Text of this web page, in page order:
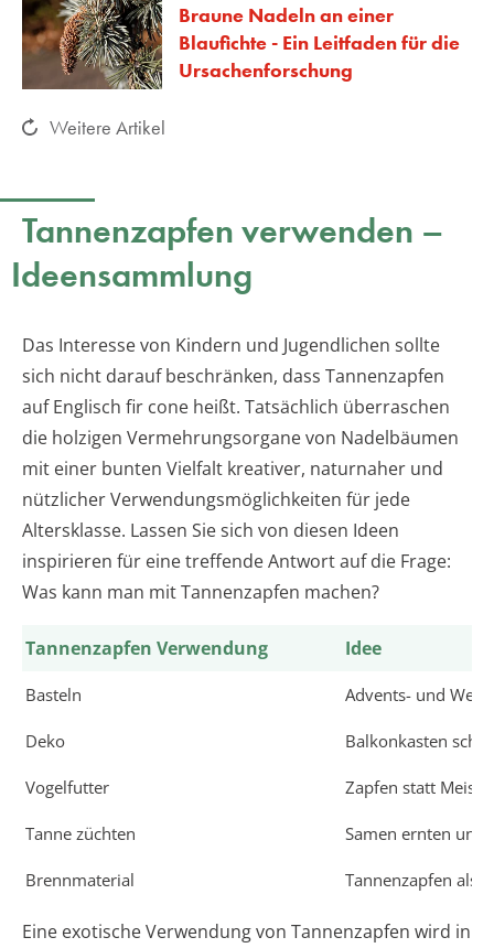
Braune Nadeln an einer
Blaufichte - Ein Leitfaden für die
Ursachenforschung
Weitere Artikel
Tannenzapfen verwenden –
Ideensammlung
Das Interesse von Kindern und Jugendlichen sollte
sich nicht darauf beschränken, dass Tannenzapfen
auf Englisch fir cone heißt. Tatsächlich überraschen
die holzigen Vermehrungsorgane von Nadelbäumen
mit einer bunten Vielfalt kreativer, naturnaher und
nützlicher Verwendungsmöglichkeiten für jede
Altersklasse. Lassen Sie sich von diesen Ideen
inspirieren für eine treffende Antwort auf die Frage:
Was kann man mit Tannenzapfen machen?
Tannenzapfen Verwendung Idee
Basteln Advents- und
Deko Balkonkasten
Vogelfutter Zapfen statt
Tanne züchten Samen ernten und
Brennmaterial Tannenzapfen als
Eine exotische Verwendung von Tannenzapfen wird in